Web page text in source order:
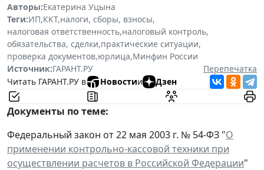
Авторы:Екатерина Уцына
Теги:ИП,ККТ,налоги, сборы, взносы,
налоговая ответственность,налоговый контроль,
обязательства, сделки,практические ситуации,
проверка документов,юрлица,Минфин России
Источник:ГАРАНТ.РУ
Перепечатка
Читать ГАРАНТ.РУ в
Новостии Дзен
Документы по теме:
Федеральный закон от 22 мая 2003 г. № 54-ФЗ "О
применении контрольно-кассовой техники при
осуществлении расчетов в Российской Федерации"